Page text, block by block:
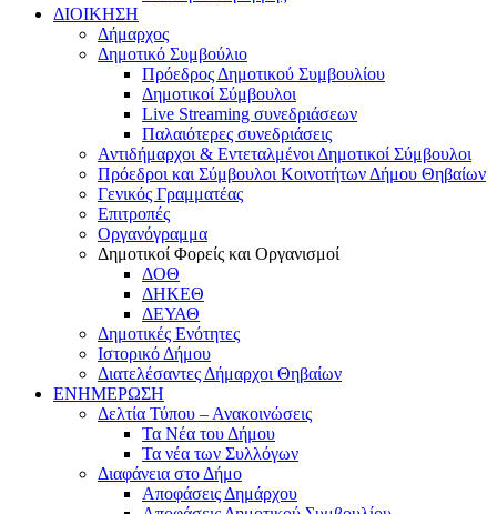
ΔΙΟΙΚΗΣΗ
Δήμαρχος
Δημοτικό Συμβούλιο
Πρόεδρος Δημοτικού Συμβουλίου
Δημοτικοί Σύμβουλοι
Live Streaming συνεδριάσεων
Παλαιότερες συνεδριάσεις
Αντιδήμαρχοι & Εντεταλμένοι Δημοτικοί Σύμβουλοι
Πρόεδροι και Σύμβουλοι Κοινοτήτων Δήμου Θηβαίων
Γενικός Γραμματέας
Επιτροπές
Οργανόγραμμα
Δημοτικοί Φορείς και Οργανισμοί
ΔΟΘ
ΔΗΚΕΘ
ΔΕΥΑΘ
Δημοτικές Ενότητες
Ιστορικό Δήμου
Διατελέσαντες Δήμαρχοι Θηβαίων
ΕΝΗΜΕΡΩΣΗ
Δελτία Τύπου – Ανακοινώσεις
Τα Νέα του Δήμου
Τα νέα των Συλλόγων
Διαφάνεια στο Δήμο
Αποφάσεις Δημάρχου